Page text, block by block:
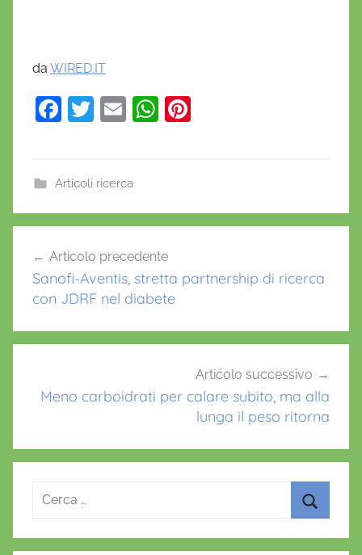
da WIRED.IT
F
e
b
o
k
T
er
E
l
W
A
p
st
Articoli ricerca
articoli
Articolo precedente
Sanofi-Aventis, stretta partnership di ricerca
con JDRF nel diabete
Articolo successivo
Meno carboidrati per calare subito, ma alla
lunga il peso ritorna
Ricerca